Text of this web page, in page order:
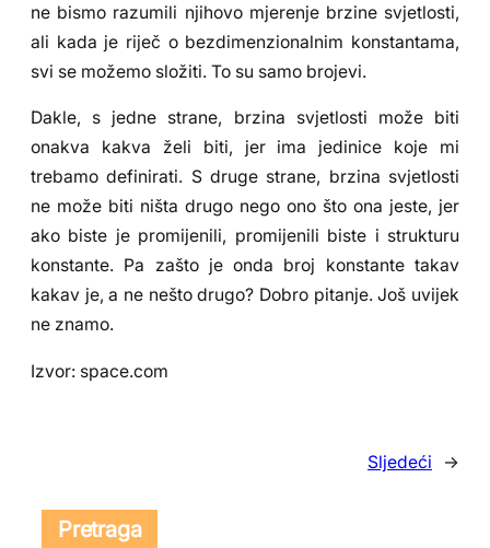
ne bismo razumili njihovo mjerenje brzine svjetlosti,
ali kada je riječ o bezdimenzionalnim konstantama,
svi se možemo složiti. To su samo brojevi.
Dakle, s jedne strane, brzina svjetlosti može biti
onakva kakva želi biti, jer ima jedinice koje mi
trebamo definirati. S druge strane, brzina svjetlosti
ne može biti ništa drugo nego ono što ona jeste, jer
ako biste je promijenili, promijenili biste i strukturu
konstante. Pa zašto je onda broj konstante takav
kakav je, a ne nešto drugo? Dobro pitanje. Još uvijek
ne znamo.
Izvor: space.com
Sljedeći →
Pretraga